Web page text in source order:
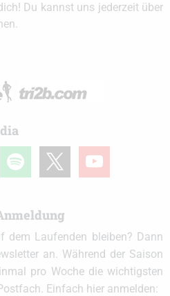
Du kannst uns jederzeit über
spotify youtube
dem Laufenden bleiben? Dann
an. Während der Saison
pro Woche die wichtigsten
Einfach hier anmelden: